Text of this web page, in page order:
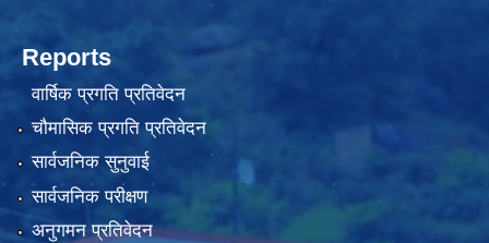
Reports
वार्षिक प्रगति प्रतिवेदन
चौमासिक प्रगति प्रतिवेदन
सार्वजनिक सुनुवाई
सार्वजनिक परीक्षण
अनुगमन प्रतिवेदन